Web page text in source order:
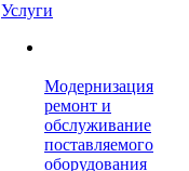
Услуги
Модернизация
ремонт и
обслуживание
поставляемого
оборудования